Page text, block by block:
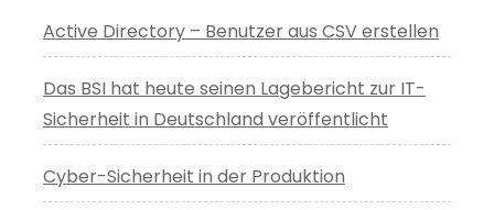
Active Directory – Benutzer aus CSV erstellen
Das BSI hat heute seinen Lagebericht zur IT-
Sicherheit in Deutschland veröffentlicht
Cyber-Sicherheit in der Produktion